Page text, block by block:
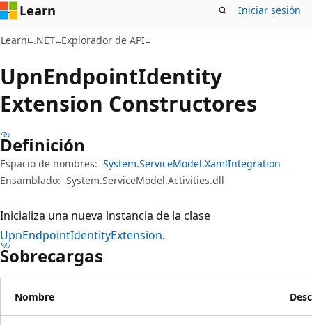
Learn Iniciar sesión
Learn .NET Explorador de API
UpnEndpointIdentity
Extension Constructores
Definición
Espacio de nombres: System.ServiceModel.XamlIntegration
Ensamblado: System.ServiceModel.Activities.dll
Inicializa una nueva instancia de la clase
UpnEndpointIdentityExtension.
Sobrecargas
Nombre